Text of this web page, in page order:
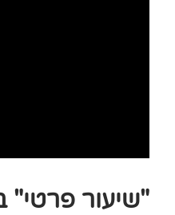
"שיעור פרטי"